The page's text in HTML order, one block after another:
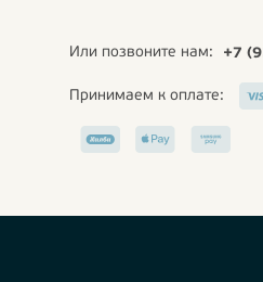
Или позвоните нам: +7
Принимаем к оплате: